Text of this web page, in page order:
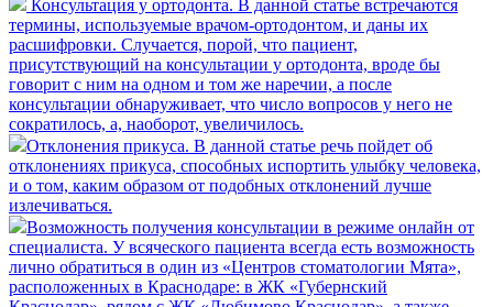
Консультация у ортодонта. В данной статье встречаются
термины, используемые врачом-ортодонтом, и даны их
расшифровки. Случается, порой, что пациент,
присутствующий на консультации у ортодонта, вроде бы
говорит с ним на одном и том же наречии, а после
консультации обнаруживает, что число вопросов у него не
сократилось, а, наоборот, увеличилось.
​Отклонения прикуса. В данной статье речь пойдет об
отклонениях прикуса, способных испортить улыбку человека,
и о том, каким образом от подобных отклонений лучше
излечиваться.
​Возможность получения консультации в режиме онлайн от
специалиста. У всяческого пациента всегда есть возможность
лично обратиться в один из «Центров стоматологии Мята»,
расположенных в Краснодаре: в ЖК «Губернский